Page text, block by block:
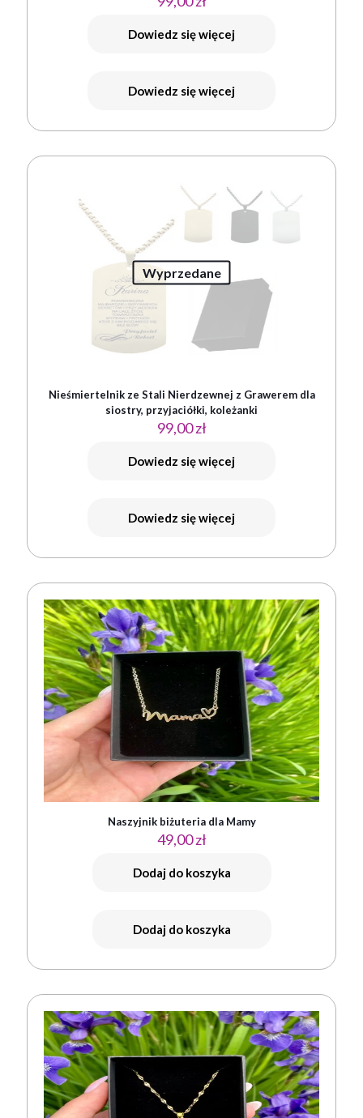
Dowiedz się więcej
Dowiedz się więcej
Wyprzedane
Nieśmiertelnik ze Stali Nierdzewnej z Grawerem dla
siostry, przyjaciółki, koleżanki
99,00zł
Dowiedz się więcej
Dowiedz się więcej
Naszyjnik biżuteria dla Mamy
49,00zł
Dodaj do koszyka
Dodaj do koszyka